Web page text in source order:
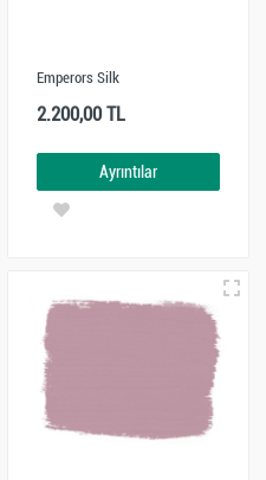
Emperors Silk
2.200,00 TL
Ayrıntılar